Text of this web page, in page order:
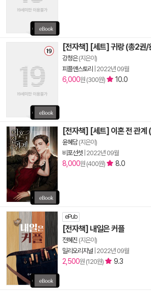
[전자책] [세트] 귀랑 (총2권/
강청은(지은이)
피플앤스토리
2022년 09월
6,000원 (300원) 10.0
[전자책] [세트] 이혼 전 관계
윤혜담(지은이)
비포선셋 2022년 09월
8,000원 (400원) 8.0
ePub
[전자책] 내일은 커플
전혜진 (지은이)
밀리오리지널 2022년 09월
2,500원 (120원) 9.3